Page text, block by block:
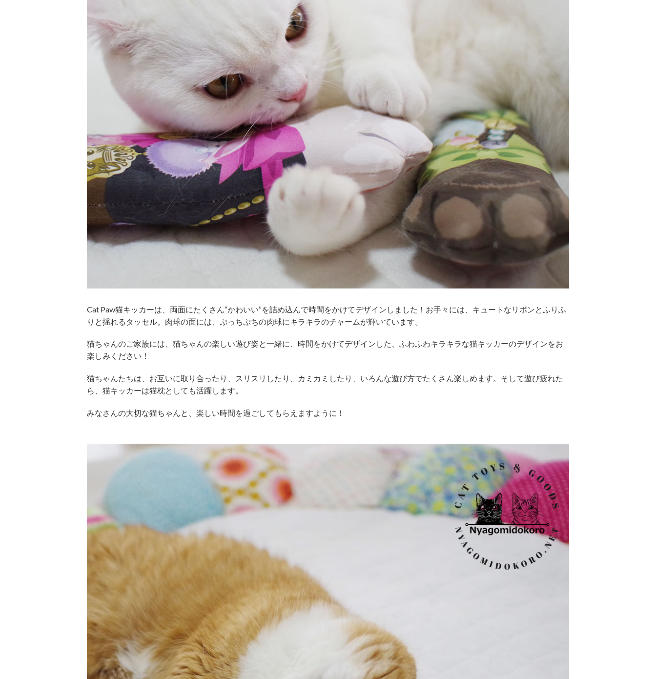
Cat Paw猫キッカーは、両面にたくさん”かわいい”を詰め込んで時間をかけてデザインしました！お手々には、キュートなリボンとふりふ
りと揺れるタッセル。肉球の面には、ぷっちぷちの肉球にキラキラのチャームが輝いています。
猫ちゃんのご家族には、猫ちゃんの楽しい遊び姿と一緒に、時間をかけてデザインした、ふわふわキラキラな猫キッカーのデザインをお
楽しみください！
猫ちゃんたちは、お互いに取り合ったり、スリスリしたり、カミカミしたり、いろんな遊び方でたくさん楽しめます。そして遊び疲れた
ら、猫キッカーは猫枕としても活躍します。
みなさんの大切な猫ちゃんと、楽しい時間を過ごしてもらえますように！